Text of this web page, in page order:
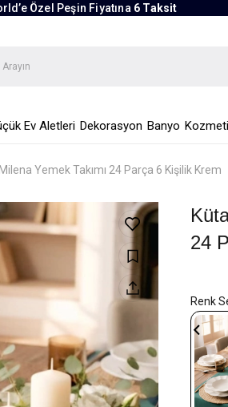
Özel Peşin Fiyatına 6 Taksit
Ev Aletleri Dekorasyon Banyo
Yemek Takımı 24 Parça 6 Kişilik Krem
24